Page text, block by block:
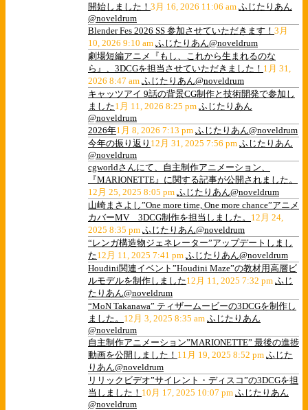
開始しました！ 3月 16, 2026 11:06 am ふじたりあん
@noveldrum
Blender Fes 2026 SS 参加させていただきます！ 3月
10, 2026 9:10 am ふじたりあん@noveldrum
劇場短編アニメ『もし、これから生まれるのな
ら』、3DCGを担当させていただきました！ 1月 31,
2026 8:47 am ふじたりあん@noveldrum
キャッツアイ 9話の背景CG制作と技術開発で参加し
ました1月 11, 2026 8:25 pm ふじたりあん
@noveldrum
2026年1月 8, 2026 7:13 pm ふじたりあん@noveldrum
今年の振り返り 12月 31, 2025 7:56 pm ふじたりあん
@noveldrum
cgworldさんにて、自主制作アニメーション、
『MARIONETTE』に関する記事が公開されました。
12月 25, 2025 8:05 pm ふじたりあん@noveldrum
山崎まさよし”One more time, One more chance”アニメ
カバーMV 3DCG制作を担当しました。 12月 24,
2025 8:35 pm ふじたりあん@noveldrum
“レンガ構造物ジェネレーター”アップデートしまし
た12月 11, 2025 7:41 pm ふじたりあん@noveldrum
Houdini関連イベント”Houdini Maze”の教材用高層ビ
ルモデルを制作しました12月 11, 2025 7:32 pm ふじ
たりあん@noveldrum
“MoN Takanawa” ティザームービーの3DCGを制作し
ました。 12月 3, 2025 8:35 am ふじたりあん
@noveldrum
自主制作アニメーション”MARIONETTE” 最後の進捗
動画を公開しました！ 11月 19, 2025 8:52 pm ふじた
りあん@noveldrum
リリックビデオ”サイレント・ディスコ”の3DCGを担
当しました！ 10月 17, 2025 10:07 pm ふじたりあん
@noveldrum